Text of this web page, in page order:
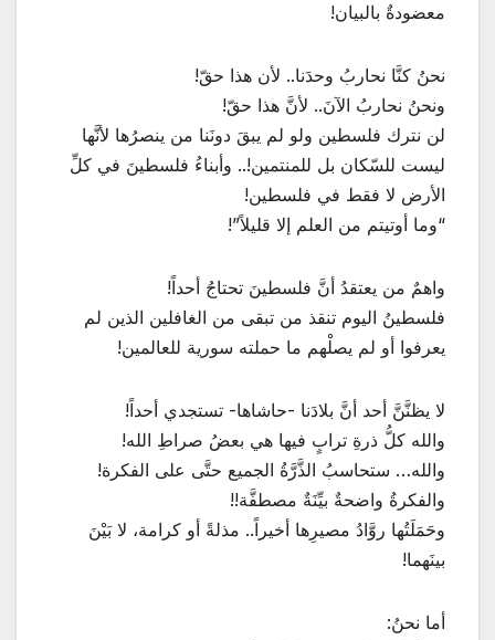
معضودةٌ بالبيان!
نحنُ كنَّا نحاربُ وحدَنا.. لأن هذا حقّ!
ونحنُ نحاربُ الآنَ.. لأنَّ هذا حقّ!
لن نترك فلسطين ولو لم يبقَ دونَنا من ينصرُها لأنَّها
ليست للسّكان بل للمنتمين!.. وأبناءُ فلسطينَ في كلِّ
الأرض لا فقط في فلسطين!
“وما أوتيتم من العلم إلا قليلاً”!
واهمٌ من يعتقدُ أنَّ فلسطينَ تحتاجُ أحداً!
فلسطينُ اليوم تنقذ من تبقى من الغافلين الذين لم
يعرفوا أو لم يصلْهم ما حملته سورية للعالمين!
لا يظنَّنَّ أحد أنَّ بلادَنا -حاشاها- تستجدي أحداً!
والله كلُّ ذرةِ ترابٍ فيها هي بعضُ صراطِ الله!
والله… ستحاسبُ الذَّرَّةُ الجميع حتَّى على الفكرة!
والفكرةُ واضحةٌ بيِّنَةٌ مصطفَّة!!
وحَمَلَتُها روَّادُ مصيرِها أخيراً.. مذلةً أو كرامة، لا بَيْنَ
بينَهما!
أما نحنُ: